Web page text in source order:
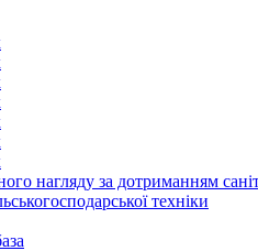
нагляду за дотриманням
техніки